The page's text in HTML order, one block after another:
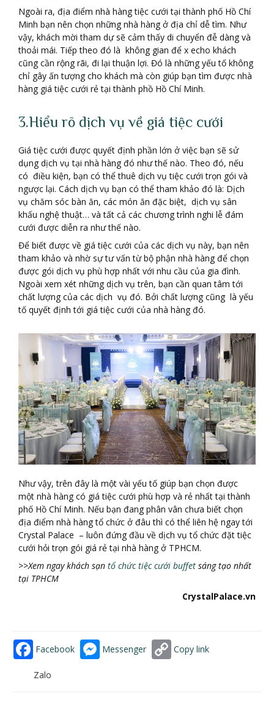
Ngoài ra, địa điểm nhà hàng tiệc cưới tại thành phố Hồ Chí
Minh bạn nên chọn những nhà hàng ở địa chỉ dễ tìm. Như
vậy, khách mời tham dự sẽ cảm thấy di chuyển đễ dàng và
thoải mái. Tiếp theo đó là không gian để x echo khách
cũng cần rộng rãi, đi lại thuận lợi. Đó là những yếu tố không
chỉ gây ấn tượng cho khách mà còn giúp bạn tìm được nhà
hàng giá tiệc cưới rẻ tại thành phồ Hồ Chí Minh.
3.Hiểu rõ dịch vụ về giá tiệc cưới
Giá tiệc cưới được quyết định phần lớn ở việc bạn sẽ sử
dụng dịch vụ tại nhà hàng đó như thế nào. Theo đó, nếu
có điều kiện, bạn có thể thuê dịch vụ tiệc cưới trọn gói và
ngược lại. Cách dịch vụ bạn có thể tham khảo đó là: Dịch
vụ chăm sóc bàn ăn, các món ăn đặc biệt, dịch vụ sân
khấu nghệ thuật… và tất cả các chương trình nghi lễ đám
cưới được diễn ra như thế nào.
Để biết được về giá tiệc cưới của các dịch vụ này, bạn nên
tham khảo và nhờ sự tư vấn từ bộ phận nhà hàng để chọn
được gói dịch vụ phù hợp nhất với nhu cầu của gia đình.
Ngoài xem xét những dịch vụ trên, bạn cần quan tâm tới
chất lượng của các dịch vụ đó. Bởi chất lượng cũng là yếu
tố quyết định tới giá tiệc cưới của nhà hàng đó.
Như vậy, trên đây là một vài yếu tố giúp bạn chọn được
một nhà hàng có giá tiệc cưới phù hợp và rẻ nhất tại thành
phố Hồ Chí Minh. Nếu bạn đang phân vân chưa biết chọn
địa điểm nhà hàng tổ chức ở đâu thì có thể liên hệ ngay tới
Crystal Palace – luôn đứng đầu về dịch vụ tổ chức đặt tiệc
cưới hỏi trọn gói giá rẻ tại nhà hàng ở TPHCM.
>>Xem ngay khách sạn tổ chức tiệc cưới buffet sáng tạo nhất
tại TPHCM
CrystalPalace.vn
Facebook Messenger Copy link
Zalo